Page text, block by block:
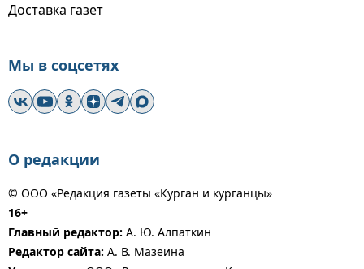
Доставка газет
Мы в соцсетях
О редакции
© ООО «Редакция газеты «Курган и курганцы»
16+
Главный редактор: А. Ю. Алпаткин
Редактор сайта: А. В. Мазеина